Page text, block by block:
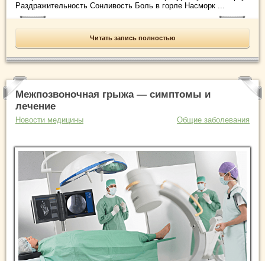
Раздражительность Сонливость Боль в горле Насморк ...
Читать запись полностью
Межпозвоночная грыжа — симптомы и
лечение
Новости медицины Общие заболевания